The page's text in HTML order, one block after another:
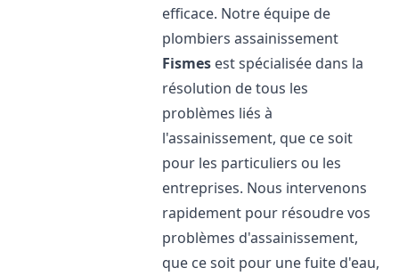
efficace. Notre équipe de
plombiers assainissement
Fismes est spécialisée dans la
résolution de tous les
problèmes liés à
l'assainissement, que ce soit
pour les particuliers ou les
entreprises. Nous intervenons
rapidement pour résoudre vos
problèmes d'assainissement,
que ce soit pour une fuite d'eau,